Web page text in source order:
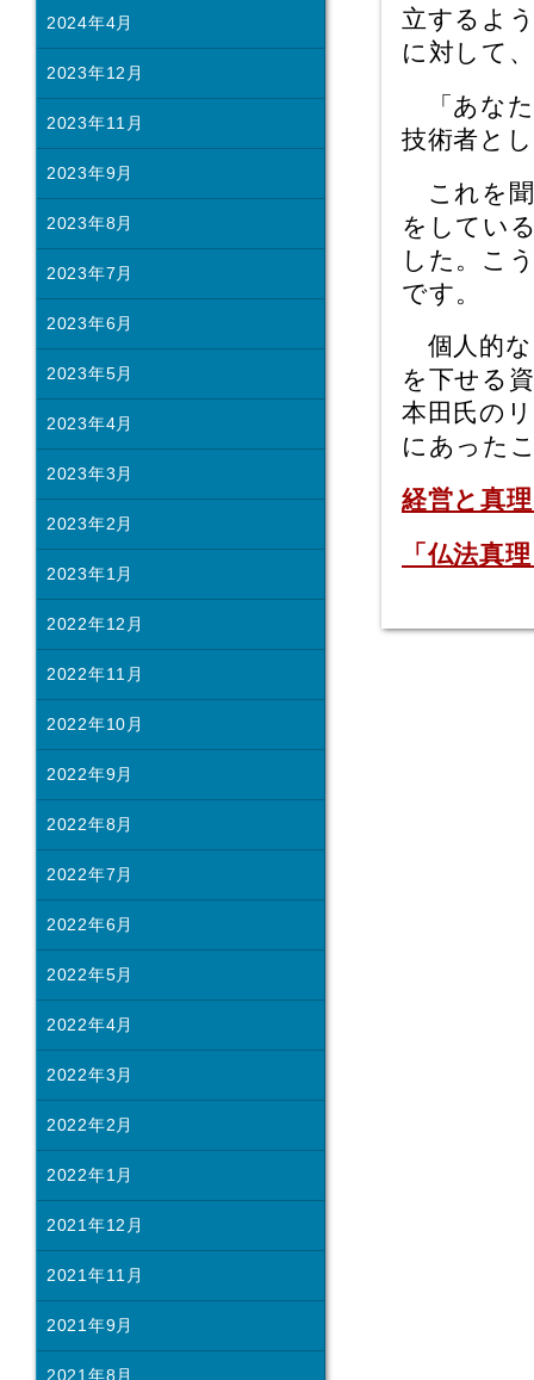
立するよ
に対して
「あなた
技術者と
これを聞
をしてい
した。こ
です。
個人的な
を下せる
本田氏の
にあった
経営と真
「仏法真
2024年4月
2023年12月
2023年11月
2023年9月
2023年8月
2023年7月
2023年6月
2023年5月
2023年4月
2023年3月
2023年2月
2023年1月
2022年12月
2022年11月
2022年10月
2022年9月
2022年8月
2022年7月
2022年6月
2022年5月
2022年4月
2022年3月
2022年2月
2022年1月
2021年12月
2021年11月
2021年9月
2021年8月